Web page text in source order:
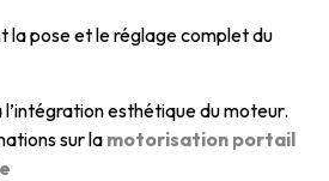
la pose et le réglage complet du
esthétique du moteur.
sur la motorisation portail